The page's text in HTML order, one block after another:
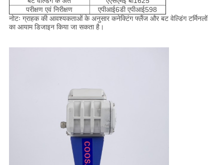
परीक्षण एवं निरीक्षण
एपीआई6डी एपीआई598
नोटः ग्राहक की आवश्यकताओं के अनुसार कनेक्टिंग फ्लैंज और बट वेल्डिंग टर्मिनलों
का आयाम डिजाइन किया जा सकता है।